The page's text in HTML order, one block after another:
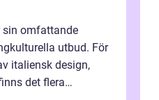
omfattande
utbud. För
italiensk design,
det flera